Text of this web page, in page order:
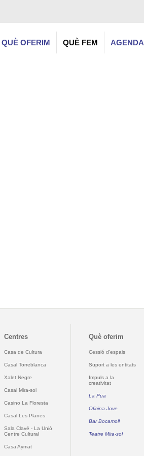
QUÈ OFERIM QUÈ FEM AGENDA
Centres
Casa de Cultura
Casal Torreblanca
Xalet Negre
Casal Mira-sol
Casino La Floresta
Casal Les Planes
Sala Clavé - La Unió
Centre Cultural
Casa Aymat
Què oferim
Cessió d'espais
Suport a les entitats
Impuls a la
creativitat
La Pua
Oficina Jove
Bar Bocamoll
Teatre Mira-sol